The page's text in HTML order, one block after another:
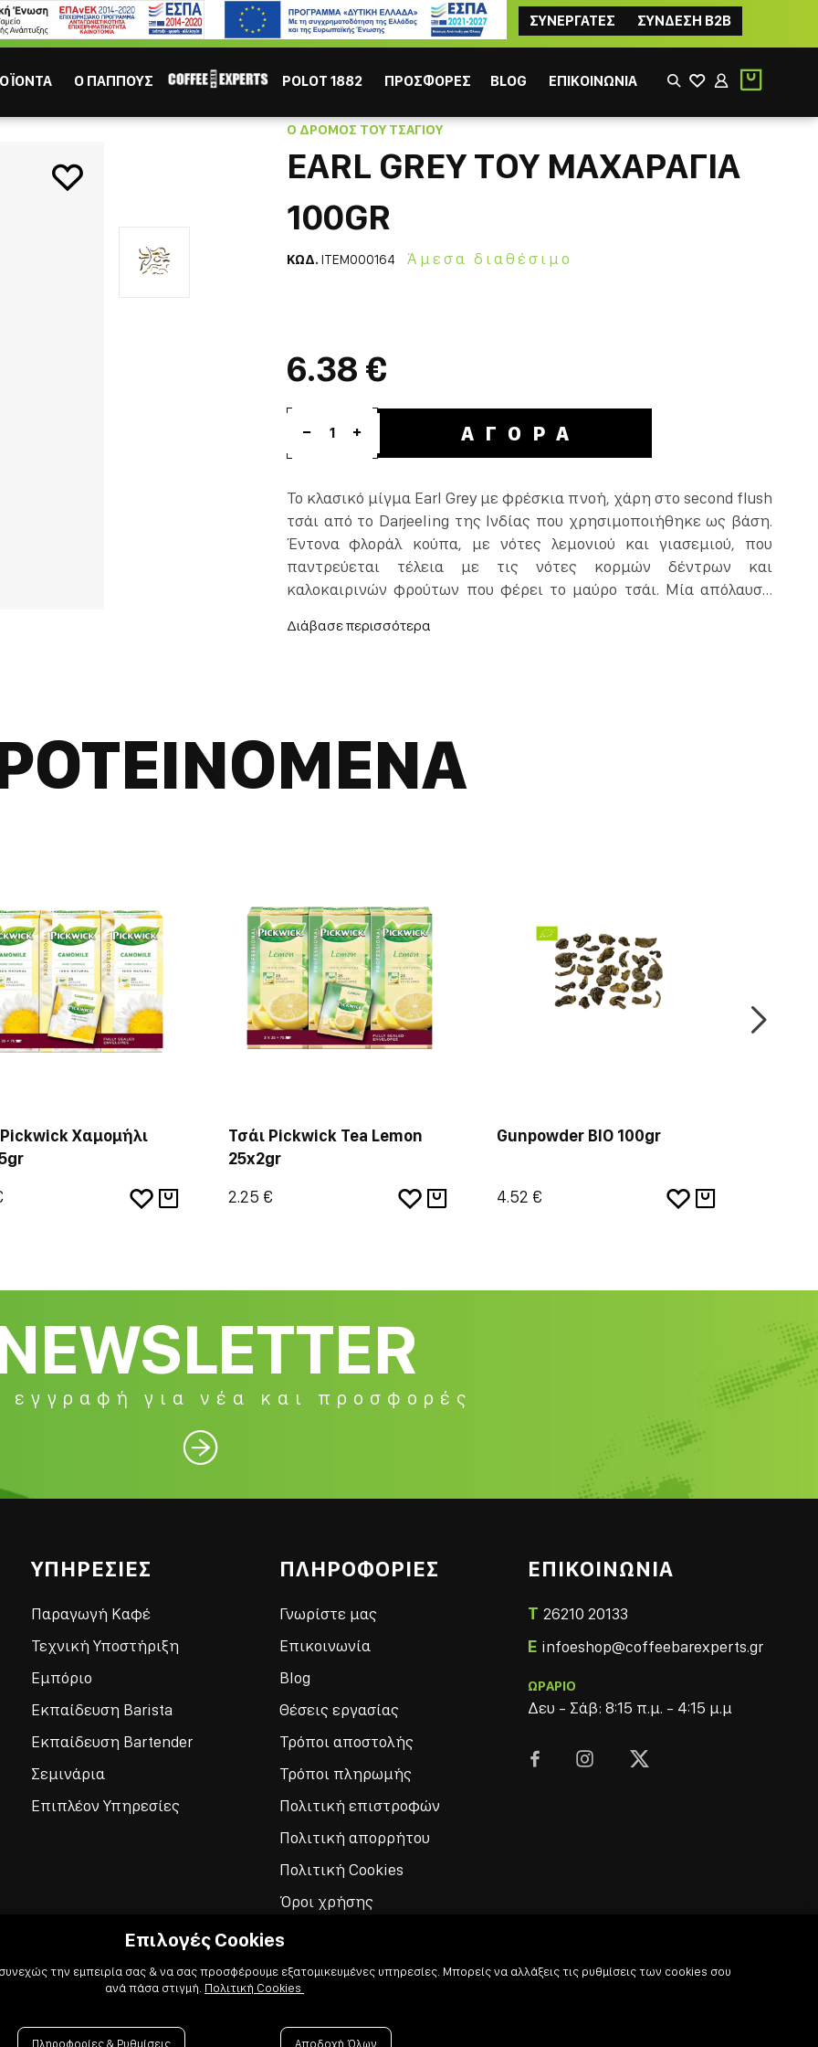
ΣΥΝΕΡΓΑΤΕΣ ΣΥΝΔΕΣΗ B2B
ΕΣΠΡΕΣΣΟ ΕΛΛΗΝΙΚΟΣ
Ο ΠΑΠΠΟΥΣ POLOT 1882 ΠΡΟΣΦΟΡΕΣ BLOG ΕΠΙΚΟΙΝΩΝΙΑ
ΙΣΩΣ ΣΕ ΕΝΔΙΑΦΕΡΟΥΝ
Σοκολάτα Χυμός
Ο ΔΡΌΜΟΣ ΤΟΥ ΤΣΑΓΙΟΎ
EARL GREY ΤΟΥ ΜΑΧΑΡΑΓΙΑ
100GR
ΚΩΔ. ITEM000164 Άμεσα διαθέσιμο
6.38 €
1 ΑΓΟΡΑ
Το κλασικό μίγμα Earl Grey με φρέσκια πνοή, χάρη στο second flush
τσάι από το Darjeeling της Ινδίας που χρησιμοποιήθηκε ως βάση.
Έντονα φλοράλ κούπα, με νότες λεμονιού και γιασεμιού, που
παντρεύεται τέλεια με τις νότες κορμών δέντρων και
καλοκαιρινών φρούτων που φέρει το μαύρο τσάι. Μία απόλαυση
Χαμομήλι
Τσάι Pickwick Tea Lemon
25x2gr
2.25 €
Gunpowder BIO 100gr
4.52 €
εγγραφή για νέα και προσφορές

ΥΠΗΡΕΣΙΕΣ
Παραγωγή Καφέ
Τεχνική Υποστήριξη
Εμπόριο
Εκπαίδευση Barista
Εκπαίδευση Bartender
Σεμινάρια
Επιπλέον Υπηρεσίες
ΠΛΗΡΟΦΟΡΙΕΣ
Γνωρίστε μας
Επικοινωνία
Blog
Θέσεις εργασίας
Τρόποι αποστολής
Τρόποι πληρωμής
Πολιτική επιστροφών
Πολιτική απορρήτου
Πολιτική Cookies
Όροι χρήσης
ΕΠΙΚΟΙΝΩΝΙΑ
T 26210 20133
E infoeshop@coffeebarexperts.gr
ΩΡΑΡΙΟ
Δευ - Σάβ: 8:15 π.μ. - 4:15 μ.μ
  
Επιλογές Cookies
την εμπειρία σας & να σας προσφέρουμε εξατομικευμένες υπηρεσίες. Μπορείς να αλλάξεις τις ρυθμίσεις των cookies σου
ανά πάσα στιγμή. Πολιτική Cookies
Πληροφορίες & Ρυθμίσεις Αποδοχή Όλων